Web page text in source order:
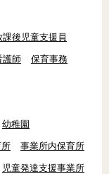
課後児童支援員
護師
保育事務
幼稚園
事業所内保育所
児童発達支援事業所